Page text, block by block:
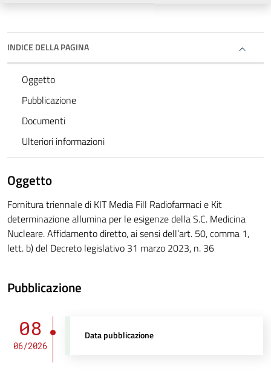
INDICE DELLA PAGINA
Oggetto
Pubblicazione
Documenti
Ulteriori informazioni
Oggetto
Fornitura triennale di KIT Media Fill Radiofarmaci e Kit
determinazione allumina per le esigenze della S.C. Medicina
Nucleare. Affidamento diretto, ai sensi dell’art. 50, comma 1,
lett. b) del Decreto legislativo 31 marzo 2023, n. 36
Pubblicazione
08
06/2026
Data pubblicazione